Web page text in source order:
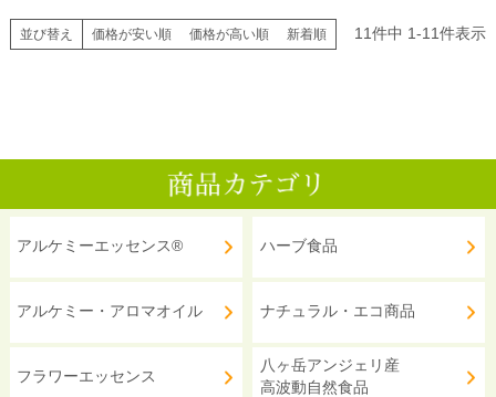
並び替え 価格が安い順 価格が高い順 新着順 11件中 1-11件表示
アルケミーエッセンス®
アルケミー・アロマオイル
フラワーエッセンス
ハーブ食品
ナチュラル・エコ商品
八ヶ岳アンジェリ産
高波動自然食品